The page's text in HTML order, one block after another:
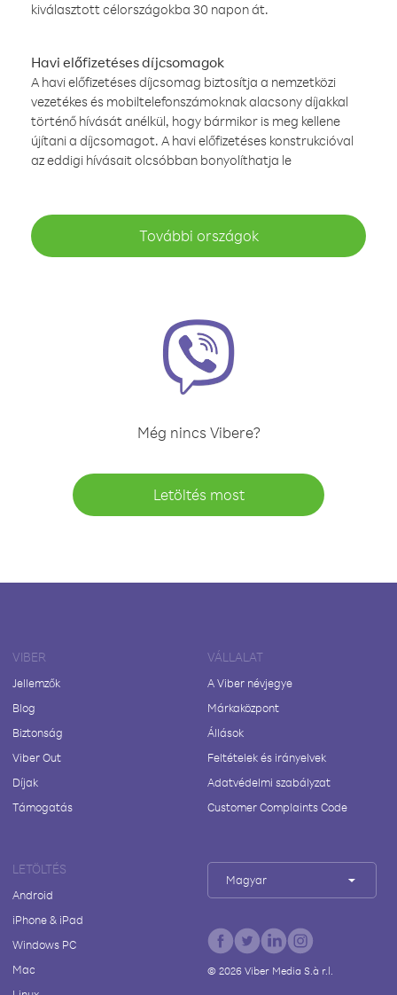
kiválasztott célországokba 30 napon át.
Havi előfizetéses díjcsomagok
A havi előfizetéses díjcsomag biztosítja a nemzetközi
vezetékes és mobiltelefonszámoknak alacsony díjakkal
történő hívását anélkül, hogy bármikor is meg kellene
újítani a díjcsomagot. A havi előfizetéses konstrukcióval
az eddigi hívásait olcsóbban bonyolíthatja le
További országok
Még nincs Vibere?
Letöltés most
VIBER
Jellemzők
Blog
Biztonság
Viber Out
Díjak
Támogatás
VÁLLALAT
A Viber névjegye
Márkaközpont
Állások
Feltételek és irányelvek
Adatvédelmi szabályzat
Customer Complaints Code
LETÖLTÉS
Android
iPhone & iPad
Windows PC
Mac
Magyar
© 2026Viber Media S.à r.l.